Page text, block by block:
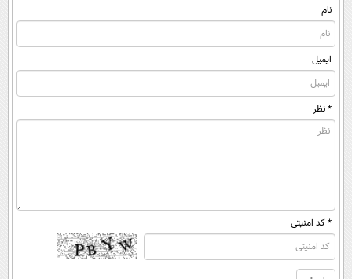
نام
ایمیل
* نظر
* کد امنیتی